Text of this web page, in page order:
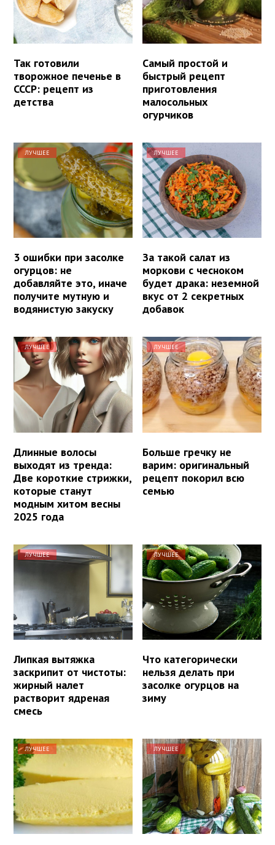
Так готовили
творожное печенье в
СССР: рецепт из
детства
Самый простой и
быстрый рецепт
приготовления
малосольных
огурчиков
ЛУЧШЕЕ
3 ошибки при засолке
огурцов: не
добавляйте это, иначе
получите мутную и
водянистую закуску
ЛУЧШЕЕ
За такой салат из
моркови с чесноком
будет драка: неземной
вкус от 2 секретных
добавок
ЛУЧШЕЕ
Длинные волосы
выходят из тренда:
Две короткие стрижки,
которые станут
модным хитом весны
2025 года
ЛУЧШЕЕ
Больше гречку не
варим: оригинальный
рецепт покорил всю
семью
ЛУЧШЕЕ
Липкая вытяжка
заскрипит от чистоты:
жирный налет
растворит ядреная
смесь
ЛУЧШЕЕ
Что категорически
нельзя делать при
засолке огурцов на
зиму
ЛУЧШЕЕ ЛУЧШЕЕ